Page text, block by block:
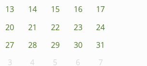
13 14 15 16
17
20 21 22 23
24
27 28 29 30
31
3 4 5 6 7